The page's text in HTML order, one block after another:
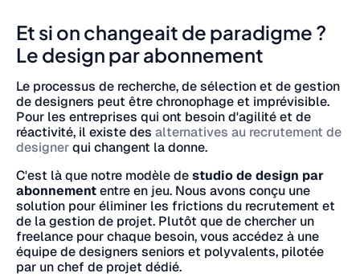
Et si on changeait de paradigme ?
Le design par abonnement
Le processus de recherche, de sélection et de gestion
de designers peut être chronophage et imprévisible.
Pour les entreprises qui ont besoin d'agilité et de
réactivité, il existe des alternatives au recrutement de
designerqui changent la donne.
C'est là que notre modèle destudio de design par
abonnemententre en jeu. Nous avons conçu une
solution pour éliminer les frictions du recrutement et
de la gestion de projet. Plutôt que de chercher un
freelance pour chaque besoin, vous accédez à une
équipe de designers seniors et polyvalents, pilotée
par un chef de projet dédié.